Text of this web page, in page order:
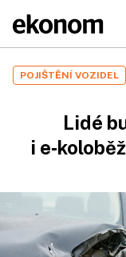
POJIŠTĚNÍ VOZIDEL
Lidé
i